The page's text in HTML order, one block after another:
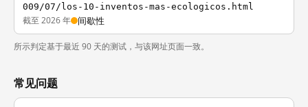
009/07/los-10-inventos-mas-ecologicos.html
截至 2026 年 间歇性
所示判定基于最近 90 天的测试，与该网址页面一致。
常见问题